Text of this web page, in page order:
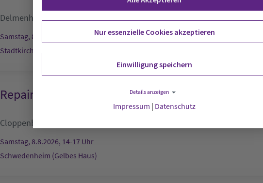
Delmenhorst:
Samstag, 8.8.2026, 12-13 Uhr
Stadtkirche
Repair-Café
Cloppenburg:
Samstag, 8.8.2026, 14-17 Uhr
Schwedenheim (Gelbes Haus)
Nur essenzielle Cookies akzeptieren
Einwilligung speichern
Details anzeigen
Impressum | Datenschutz